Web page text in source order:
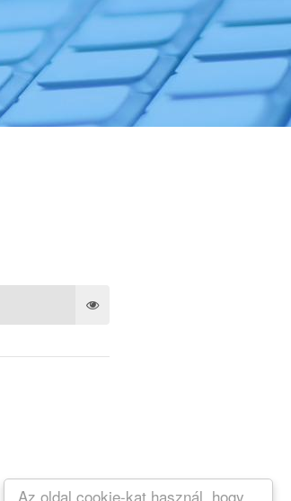
Az oldal cookie-kat használ, hogy